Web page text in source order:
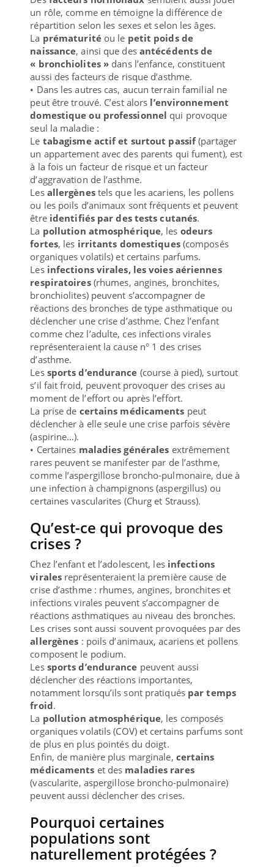
un rôle, comme en témoigne la différence de
répartition selon les sexes et selon les âges.
La prématuritéou le petit poids de
naissance, ainsi que des antécédents de
« bronchiolites » dans l’enfance, constituent
aussi des facteurs de risque d’asthme.
• Dans les autres cas, aucun terrain familial ne
peut être trouvé. C’est alors l’environnement
domestique ou professionnel qui provoque
seul la maladie :
Le tabagisme actif et surtout passif(partager
un appartement avec des parents qui fument), est
à la fois un facteur de risque et un facteur
d’aggravation de l’asthme.
Les allergènestels que les acariens, les pollens
ou les poils d’animaux sont fréquents et peuvent
être identifiés par des tests cutanés.
La pollution atmosphérique, les odeurs
fortes, les irritants domestiques(composés
organiques volatils) et certains parfums.
Les infections virales, les voies aériennes
respiratoires(rhumes, angines, bronchites,
bronchiolites) peuvent s’accompagner de
réactions des bronches de type asthmatique ou
déclencher une crise d’asthme. Chez l’enfant
comme chez l’adulte, ces infections virales
représenteraient la cause n° 1 des crises
d’asthme.
Les sports d’endurance (course à pied), surtout
s’il fait froid, peuvent provoquer des crises au
moment de l’effort ou après l’effort.
La prise de certains médicaments peut
déclencher à elle seule une crise parfois sévère
(aspirine…).
• Certaines maladies générales extrêmement
rares peuvent se manifester par de l’asthme,
comme l’aspergillose broncho-pulmonaire, due à
une infection à champignons (aspergillus) ou
certaines vascularites (Churg et Strauss).
Qu’est-ce qui provoque des
crises ?
Chez l’enfant et l’adolescent, les infections
virales représenteraient la première cause de
crise d’asthme : rhumes, angines, bronchites et
infections virales peuvent s’accompagner de
réactions asthmatiques au niveau des bronches.
Les crises sont aussi souvent provoquées par des
allergènes : poils d’animaux, acariens et pollens
composent le podium.
Les sports d’endurance peuvent aussi
déclencher des réactions importantes,
notamment lorsqu’ils sont pratiqués par temps
froid.
La pollution atmosphérique, les composés
organiques volatils (COV) et certains parfums sont
de plus en plus pointés du doigt.
Enfin, de manière plus marginale, certains
médicaments et des maladies rares
(vascularite, aspergillose broncho-pulmonaire)
peuvent aussi déclencher des crises.
Pourquoi certaines
populations sont
naturellement protégées ?